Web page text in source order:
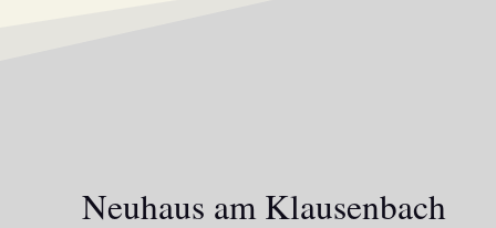
Neuhaus am Klausenbach